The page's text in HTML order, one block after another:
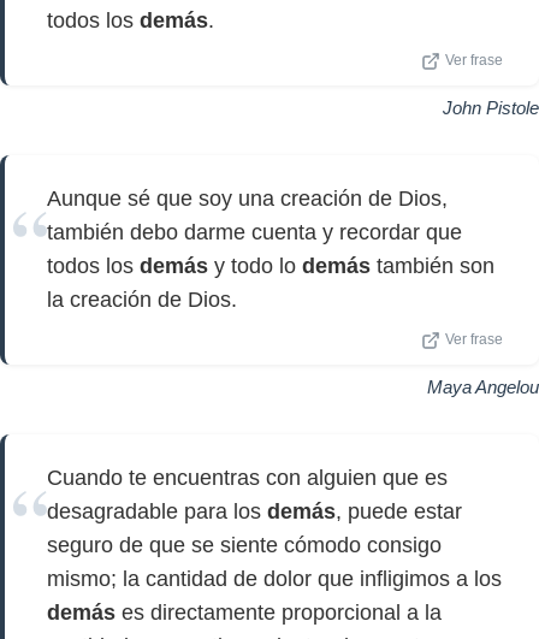
todos los demás.
Ver frase
John Pistole
Aunque sé que soy una creación de Dios,
también debo darme cuenta y recordar que
todos los demás y todo lo demás también son
la creación de Dios.
Ver frase
Maya Angelou
Cuando te encuentras con alguien que es
desagradable para los demás, puede estar
seguro de que se siente cómodo consigo
mismo; la cantidad de dolor que infligimos a los
demás es directamente proporcional a la